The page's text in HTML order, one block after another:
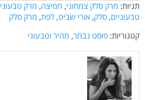
תגיות: מרק סלק צמחוני, חמיצה, מרק טבעוני
טבעוניים, סלק, אורי שביט, לפת, מרק סלק
קטגוריות: פוסט נבחר, מהיר וטבעוני